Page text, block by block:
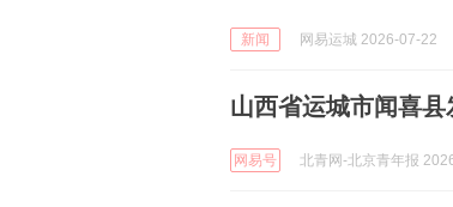
新闻 网易运城 2026-07-22
山西省运城市闻喜
网易号 北青网-北京青年报